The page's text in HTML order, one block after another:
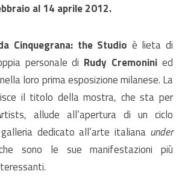
al 14 aprile 2012.
Cinquegrana: the Studio è lieta di
personale di Rudy Cremoninied
loro prima esposizione milanese. La
il titolo della mostra, che sta per
rtists, allude all’apertura di un ciclo
dedicato all’arte italiana under
sono le sue manifestazioni più